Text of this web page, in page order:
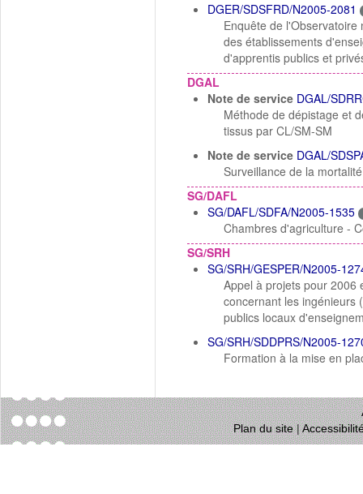
DGER/SDSFRD/N2005-2081
Enquête de
des établissements
d'apprentis publics et
DGAL
Note de service DGAL/
Méthode de dépistage et
tissus par CL/SM-SM
Note de service DGAL/
Surveillance de la
SG/DAFL
SG/DAFL/SDFA/N2005-1535
Chambres d'agriculture -
SG/SRH
SG/SRH/GESPER/N2005-
Appel à projets pour 2006
concernant les ingénieurs
publics locaux
SG/SRH/SDDPRS/N2005-
Formation à la mise en
Plan du site|